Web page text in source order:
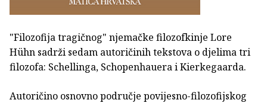
"Filozofija tragičnog" njemačke filozofkinje Lore
Hühn sadrži sedam autoričinih tekstova o djelima tri
filozofa: Schellinga, Schopenhauera i Kierkegaarda.
Autoričino osnovno područje povijesno-filozofijskog